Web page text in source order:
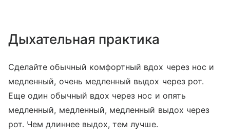
Дыхательная практика
Сделайте обычный комфортный вдох через нос и
медленный, очень медленный выдох через рот.
Еще один обычный вдох через нос и опять
медленный, медленный, медленный выдох через
рот. Чем длиннее выдох, тем лучше.